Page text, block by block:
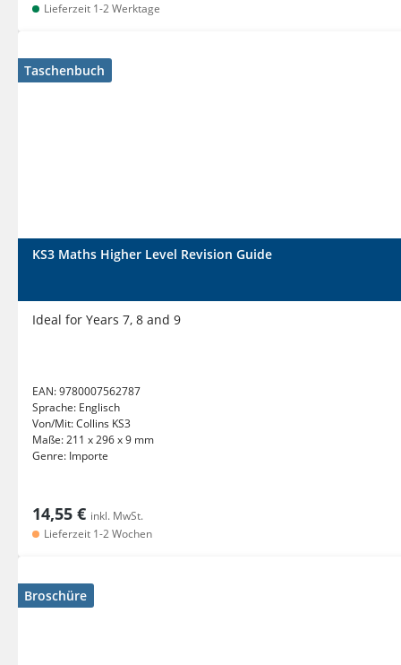
Lieferzeit 1-2 Werktage
Taschenbuch
KS3 Maths Higher Level Revision Guide
Ideal for Years 7, 8 and 9
EAN:9780007562787
Sprache: Englisch
Von/Mit:Collins KS3
Maße:211 x 296 x 9 mm
Genre: Importe
14,55 € inkl. MwSt.
Lieferzeit 1-2 Wochen
Broschüre